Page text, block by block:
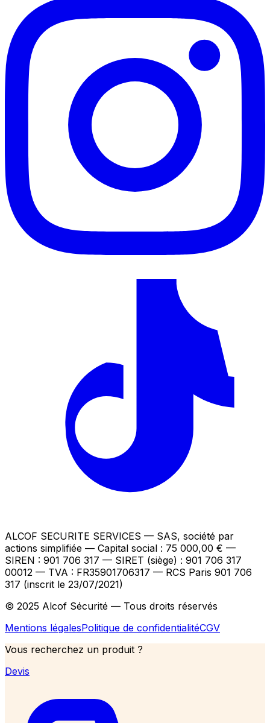
ALCOF SECURITE SERVICES — SAS, société par
actions simplifiée — Capital social : 75 000,00 € —
SIREN : 901 706 317 — SIRET (siège) : 901 706 317
00012 — TVA : FR35901706317 — RCS Paris 901 706
317 (inscrit le 23/07/2021)
© 2025 Alcof Sécurité — Tous droits réservés
Mentions légalesPolitique de confidentialitéCGV
Vous recherchez un produit ?
Devis